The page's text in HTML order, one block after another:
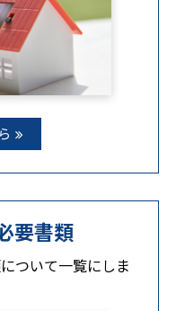
要書類
ついて一覧にしま